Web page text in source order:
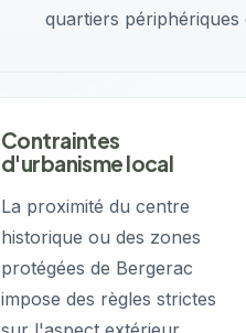
quartiers périphériques
Contraintes
d'urbanisme local
La proximité du centre
historique ou des zones
protégées de Bergerac
impose des règles strictes